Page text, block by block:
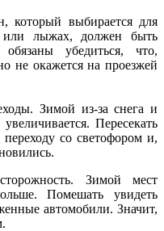
который выбирается для
или лыжах, должен быть
убедиться, что,
не окажется на проезжей
Зимой из-за снега и
Пересекать
со светофором и,
Зимой мест
Помешать увидеть
автомобили. Значит,